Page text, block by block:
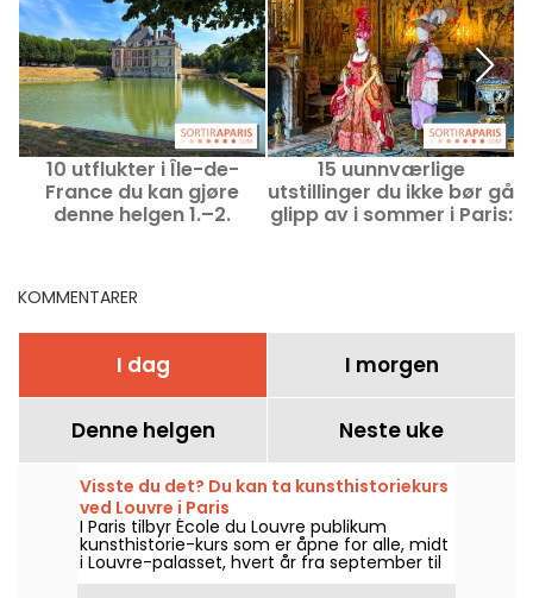
10 utflukter i Île-de-
France du kan gjøre
denne helgen 1.–2.
15 uunnværlige
utstillinger du ikke bør gå
glipp av i sommer i Paris:
KOMMENTARER
I dag I morgen
Denne helgen Neste uke
Visste du det? Du kan ta kunsthistoriekurs
ved Louvre i Paris
I Paris tilbyr École du Louvre publikum
kunsthistorie-kurs som er åpne for alle, midt
i Louvre-palasset, hvert år fra september til
juni. Museet arrangerer også gratis foredrag